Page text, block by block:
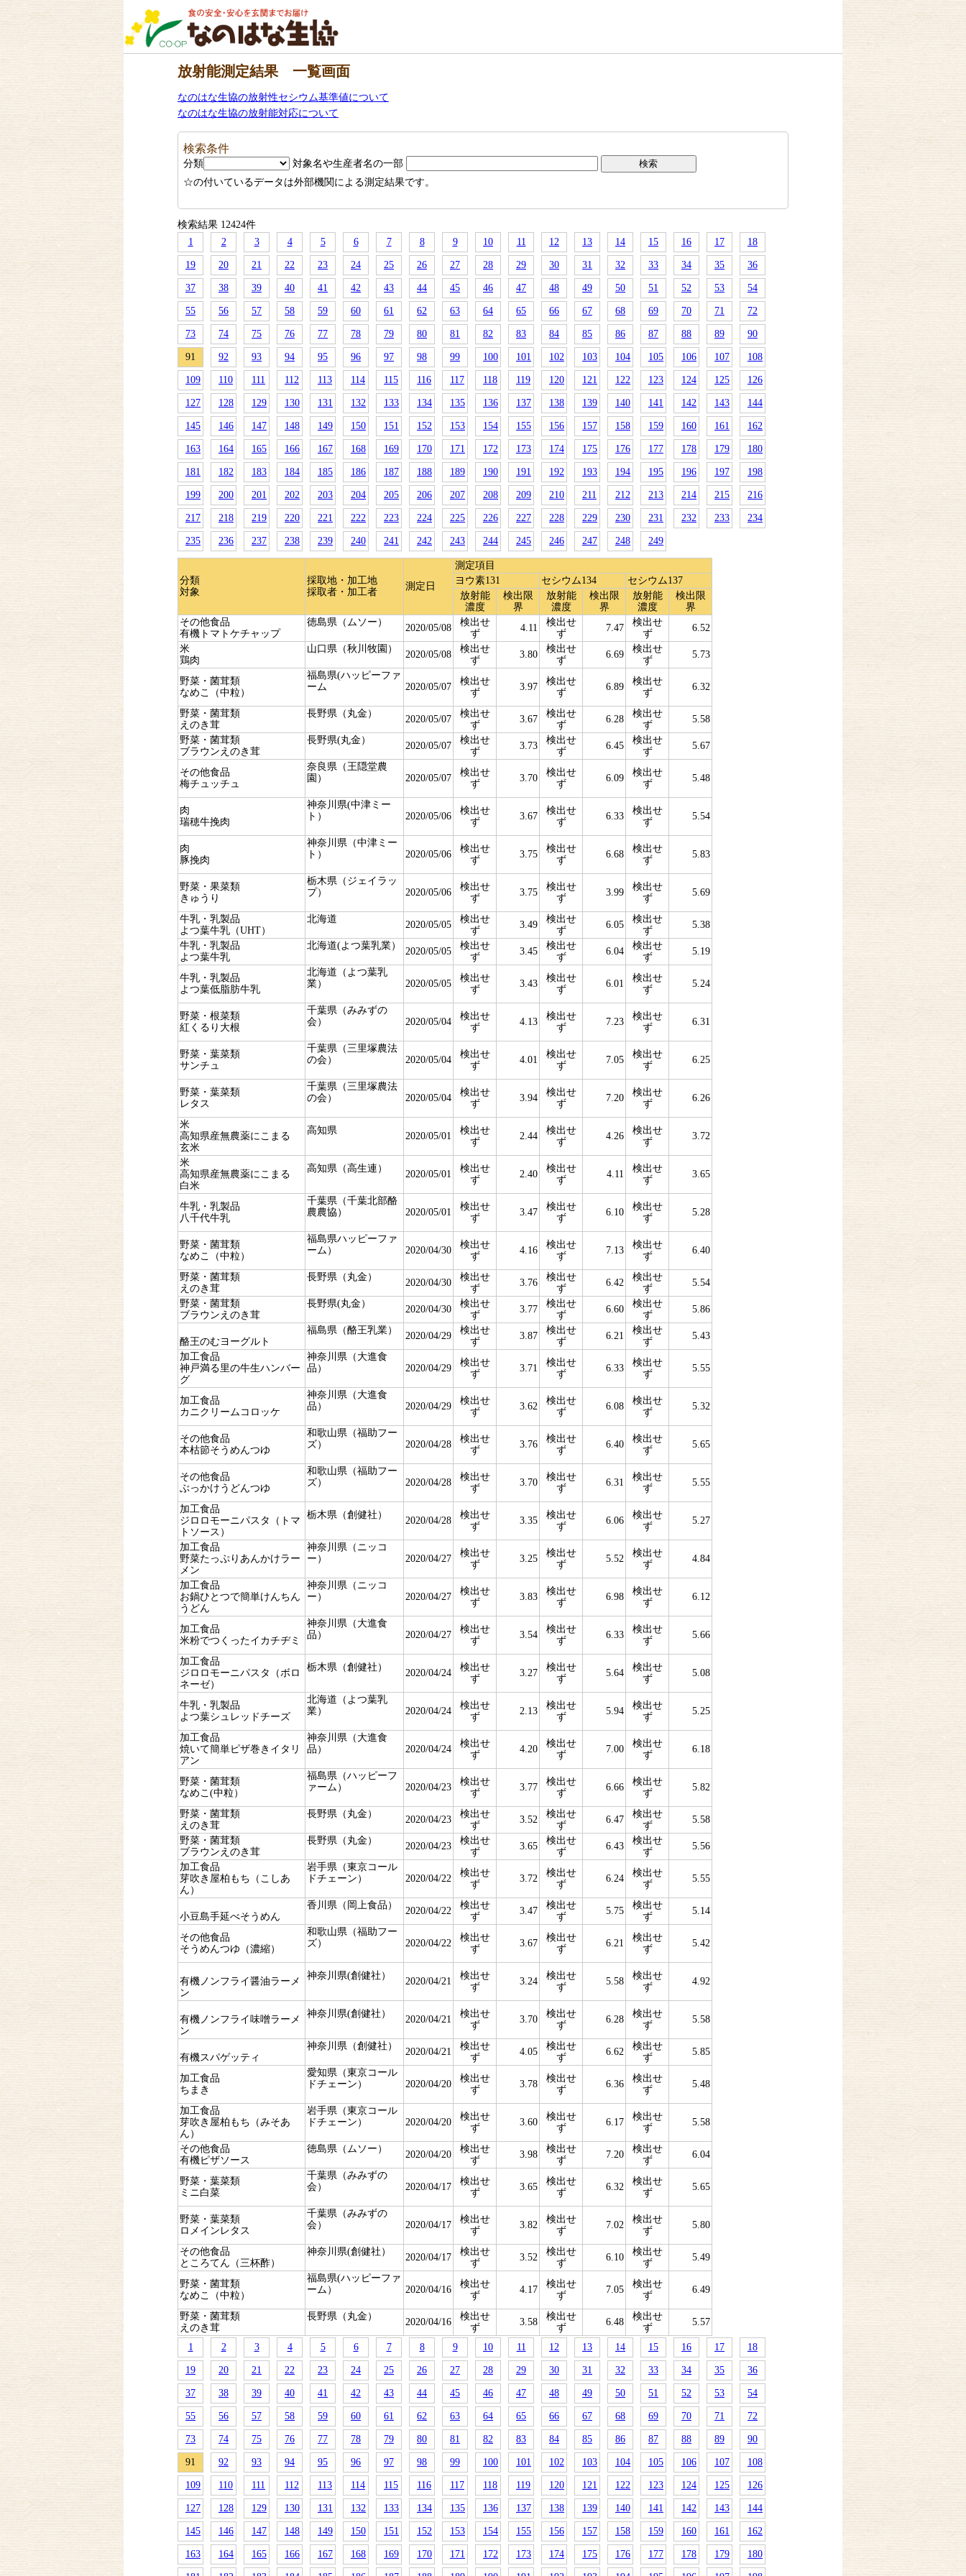
放射能測定結果 一覧画面
なのはな生協の放射性セシウム基準値について
なのはな生協の放射能対応について
検索条件
分類
対象名や生産者名の一部
☆の付いているデータは外部機関による測定結果です。
検索結果 12424件
1
2 3 4 5 6 7 8 9 10 11 12 13 14 15 16 17 18
19 20 21 22 23 24 25 26 27 28 29 30 31 32 33 34 35 36
37 38 39 40 41 42 43 44 45 46 47 48 49 50 51 52 53 54
55 56 57 58 59 60 61 62 63 64 65 66 67 68 69 70 71 72
73 74 75 76 77 78 79 80 81 82 83 84 85 86 87 88 89 90
91 92 93 94 95 96 97 98 99 100 101 102 103 104 105 106 107 108
109 110 111 112 113 114 115 116 117 118 119 120 121 122 123 124 125 126
127 128 129 130 131 132 133 134 135 136 137 138 139 140 141 142 143 144
145 146 147 148 149 150 151 152 153 154 155 156 157 158 159 160 161 162
163 164 165 166 167 168 169 170 171 172 173 174 175 176 177 178 179 180
181 182 183 184 185 186 187 188 189 190 191 192 193 194 195 196 197 198
199 200 201 202 203 204 205 206 207 208 209 210 211 212 213 214 215 216
217 218 219 220 221 222 223 224 225 226 227 228 229 230 231 232 233 234
235 236 237 238 239 240 241 242 243 244 245 246 247 248 249
分類
対象
採取地・加工地
採取者・加工者
測定日
測定項目
ヨウ素131
セシウム134
セシウム137
放射能
濃度
検出限
界
放射能
濃度
検出限
界
放射能
濃度
検出限
界
その他食品
有機トマトケチャップ
徳島県（ムソー）
2020/05/08
検出せ
ず
4.11
検出せ
ず
7.47
検出せ
ず
6.52
米
鶏肉
山口県（秋川牧園）
2020/05/08
検出せ
ず
3.80
検出せ
ず
6.69
検出せ
ず
5.73
野菜・菌茸類
なめこ（中粒）
福島県(ハッピーファ
ーム
2020/05/07
検出せ
ず
3.97
検出せ
ず
6.89
検出せ
ず
6.32
野菜・菌茸類
えのき茸
長野県（丸金）
2020/05/07
検出せ
ず
3.67
検出せ
ず
6.28
検出せ
ず
5.58
野菜・菌茸類
ブラウンえのき茸
長野県(丸金）
2020/05/07
検出せ
ず
3.73
検出せ
ず
6.45
検出せ
ず
5.67
その他食品
梅チュッチュ
奈良県（王隠堂農
園）
2020/05/07
検出せ
ず
3.70
検出せ
ず
6.09
検出せ
ず
5.48
肉
瑞穂牛挽肉
神奈川県(中津ミー
ト）
2020/05/06
検出せ
ず
3.67
検出せ
ず
6.33
検出せ
ず
5.54
肉
豚挽肉
神奈川県（中津ミー
ト）
2020/05/06
検出せ
ず
3.75
検出せ
ず
6.68
検出せ
ず
5.83
野菜・果菜類
きゅうり
栃木県（ジェイラッ
プ）
2020/05/06
検出せ
ず
3.75
検出せ
ず
3.99
検出せ
ず
5.69
牛乳・乳製品
よつ葉牛乳（UHT）
北海道
2020/05/05
検出せ
ず
3.49
検出せ
ず
6.05
検出せ
ず
5.38
牛乳・乳製品
よつ葉牛乳
北海道(よつ葉乳業）
2020/05/05
検出せ
ず
3.45
検出せ
ず
6.04
検出せ
ず
5.19
牛乳・乳製品
よつ葉低脂肪牛乳
北海道（よつ葉乳
業）
2020/05/05
検出せ
ず
3.43
検出せ
ず
6.01
検出せ
ず
5.24
野菜・根菜類
紅くるり大根
千葉県（みみずの
会）
2020/05/04
検出せ
ず
4.13
検出せ
ず
7.23
検出せ
ず
6.31
野菜・葉菜類
サンチュ
千葉県（三里塚農法
の会）
2020/05/04
検出せ
ず
4.01
検出せ
ず
7.05
検出せ
ず
6.25
野菜・葉菜類
レタス
千葉県（三里塚農法
の会）
2020/05/04
検出せ
ず
3.94
検出せ
ず
7.20
検出せ
ず
6.26
米
高知県産無農薬にこまる
玄米
高知県
2020/05/01
検出せ
ず
2.44
検出せ
ず
4.26
検出せ
ず
3.72
米
高知県産無農薬にこまる
白米
高知県（高生連）
2020/05/01
検出せ
ず
2.40
検出せ
ず
4.11
検出せ
ず
3.65
牛乳・乳製品
八千代牛乳
千葉県（千葉北部酪
農農協）
2020/05/01
検出せ
ず
3.47
検出せ
ず
6.10
検出せ
ず
5.28
野菜・菌茸類
なめこ（中粒）
福島県ハッピーファ
ーム）
2020/04/30
検出せ
ず
4.16
検出せ
ず
7.13
検出せ
ず
6.40
野菜・菌茸類
えのき茸
長野県（丸金）
2020/04/30
検出せ
ず
3.76
検出せ
ず
6.42
検出せ
ず
5.54
野菜・菌茸類
ブラウンえのき茸
長野県(丸金）
2020/04/30
検出せ
ず
3.77
検出せ
ず
6.60
検出せ
ず
5.86
酪王のむヨーグルト
福島県（酪王乳業）
2020/04/29
検出せ
ず
3.87
検出せ
ず
6.21
検出せ
ず
5.43
加工食品
神戸満る里の牛生ハンバー
グ
神奈川県（大進食
品）
2020/04/29
検出せ
ず
3.71
検出せ
ず
6.33
検出せ
ず
5.55
加工食品
カニクリームコロッケ
神奈川県（大進食
品）
2020/04/29
検出せ
ず
3.62
検出せ
ず
6.08
検出せ
ず
5.32
その他食品
本枯節そうめんつゆ
和歌山県（福助フー
ズ）
2020/04/28
検出せ
ず
3.76
検出せ
ず
6.40
検出せ
ず
5.65
その他食品
ぶっかけうどんつゆ
和歌山県（福助フー
ズ）
2020/04/28
検出せ
ず
3.70
検出せ
ず
6.31
検出せ
ず
5.55
加工食品
ジロロモーニパスタ（トマ
トソース）
栃木県（創健社）
2020/04/28
検出せ
ず
3.35
検出せ
ず
6.06
検出せ
ず
5.27
加工食品
野菜たっぷりあんかけラー
メン
神奈川県（ニッコ
ー）
2020/04/27
検出せ
ず
3.25
検出せ
ず
5.52
検出せ
ず
4.84
加工食品
お鍋ひとつで簡単けんちん
うどん
神奈川県（ニッコ
ー）
2020/04/27
検出せ
ず
3.83
検出せ
ず
6.98
検出せ
ず
6.12
加工食品
米粉でつくったイカチヂミ
神奈川県（大進食
品）
2020/04/27
検出せ
ず
3.54
検出せ
ず
6.33
検出せ
ず
5.66
加工食品
ジロロモーニパスタ（ボロ
ネーゼ）
栃木県（創健社）
2020/04/24
検出せ
ず
3.27
検出せ
ず
5.64
検出せ
ず
5.08
牛乳・乳製品
よつ葉シュレッドチーズ
北海道（よつ葉乳
業）
2020/04/24
検出せ
ず
2.13
検出せ
ず
5.94
検出せ
ず
5.25
加工食品
焼いて簡単ピザ巻きイタリ
アン
神奈川県（大進食
品）
2020/04/24
検出せ
ず
4.20
検出せ
ず
7.00
検出せ
ず
6.18
野菜・菌茸類
なめこ(中粒）
福島県（ハッピーフ
ァーム）
2020/04/23
検出せ
ず
3.77
検出せ
ず
6.66
検出せ
ず
5.82
野菜・菌茸類
えのき茸
長野県（丸金）
2020/04/23
検出せ
ず
3.52
検出せ
ず
6.47
検出せ
ず
5.58
野菜・菌茸類
ブラウンえのき茸
長野県（丸金）
2020/04/23
検出せ
ず
3.65
検出せ
ず
6.43
検出せ
ず
5.56
加工食品
芽吹き屋柏もち（こしあ
ん）
岩手県（東京コール
ドチェーン）
2020/04/22
検出せ
ず
3.72
検出せ
ず
6.24
検出せ
ず
5.55
小豆島手延べそうめん
香川県（岡上食品）
2020/04/22
検出せ
ず
3.47
検出せ
ず
5.75
検出せ
ず
5.14
その他食品
そうめんつゆ（濃縮）
和歌山県（福助フー
ズ）
2020/04/22
検出せ
ず
3.67
検出せ
ず
6.21
検出せ
ず
5.42
有機ノンフライ醤油ラーメ
ン
神奈川県(創健社）
2020/04/21
検出せ
ず
3.24
検出せ
ず
5.58
検出せ
ず
4.92
有機ノンフライ味噌ラーメ
ン
神奈川県(創健社）
2020/04/21
検出せ
ず
3.70
検出せ
ず
6.28
検出せ
ず
5.58
有機スパゲッティ
神奈川県（創健社）
2020/04/21
検出せ
ず
4.05
検出せ
ず
6.62
検出せ
ず
5.85
加工食品
ちまき
愛知県（東京コール
ドチェーン）
2020/04/20
検出せ
ず
3.78
検出せ
ず
6.36
検出せ
ず
5.48
加工食品
芽吹き屋柏もち（みそあ
ん）
岩手県（東京コール
ドチェーン）
2020/04/20
検出せ
ず
3.60
検出せ
ず
6.17
検出せ
ず
5.58
その他食品
有機ピザソース
徳島県（ムソー）
2020/04/20
検出せ
ず
3.98
検出せ
ず
7.20
検出せ
ず
6.04
野菜・葉菜類
ミニ白菜
千葉県（みみずの
会）
2020/04/17
検出せ
ず
3.65
検出せ
ず
6.32
検出せ
ず
5.65
野菜・葉菜類
ロメインレタス
千葉県（みみずの
会）
2020/04/17
検出せ
ず
3.82
検出せ
ず
7.02
検出せ
ず
5.80
その他食品
ところてん（三杯酢）
神奈川県(創健社）
2020/04/17
検出せ
ず
3.52
検出せ
ず
6.10
検出せ
ず
5.49
野菜・菌茸類
なめこ（中粒）
福島県(ハッピーファ
ーム）
2020/04/16
検出せ
ず
4.17
検出せ
ず
7.05
検出せ
ず
6.49
野菜・菌茸類
えのき茸
長野県（丸金）
2020/04/16
検出せ
ず
3.58
検出せ
ず
6.48
検出せ
ず
5.57
1 2 3 4 5 6 7 8 9 10 11 12 13 14 15 16 17 18
19 20 21 22 23 24 25 26 27 28 29 30 31 32 33 34 35 36
37 38 39 40 41 42 43 44 45 46 47 48 49 50 51 52 53 54
55 56 57 58 59 60 61 62 63 64 65 66 67 68 69 70 71 72
73 74 75 76 77 78 79 80 81 82 83 84 85 86 87 88 89 90
91 92 93 94 95 96 97 98 99 100 101 102 103 104 105 106 107 108
109 110 111 112 113 114 115 116 117 118 119 120 121 122 123 124 125 126
127 128 129 130 131 132 133 134 135 136 137 138 139 140 141 142 143 144
145 146 147 148 149 150 151 152 153 154 155 156 157 158 159 160 161 162
163 164 165 166 167 168 169 170 171 172 173 174 175 176 177 178 179 180